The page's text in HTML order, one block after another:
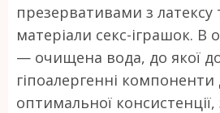
презервативами з латексу
матеріали секс-іграшок. В
— очищена вода, до якої
гіпоалергенні
оптимальної